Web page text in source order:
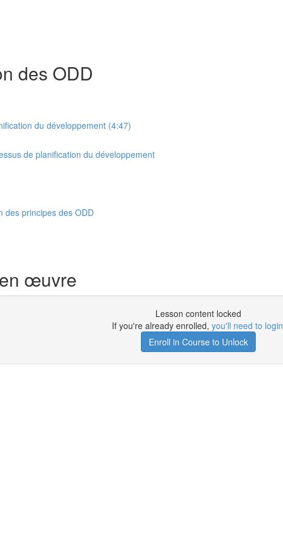
des ODD
du développement (4:47)
de planification du développement
des principes des ODD
œuvre
Lesson content locked
If you're already enrolled, you'll need to login
Enroll in Course to Unlock